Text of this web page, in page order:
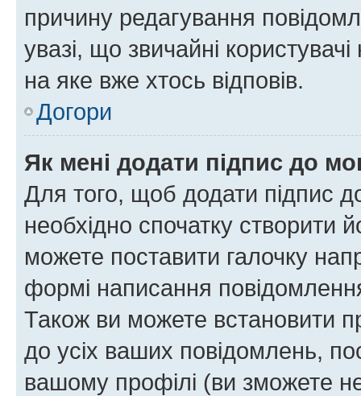
причину редагування
увазі, що звичайні
на яке вже хтось відповів.
Догори
Як мені додати підпис до
Для того, щоб додати підпис
необхідно спочатку створити
можете поставити галочку
формі написання
Також ви можете встановити
до усіх ваших повідомлень,
вашому профілі (ви зможете